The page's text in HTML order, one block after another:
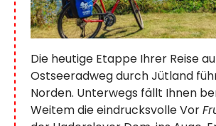
Die heutige Etappe Ihrer Reise
Ostseeradweg durch Jütland
Norden. Unterwegs fällt Ihnen
Weitem die eindrucksvolle Vor